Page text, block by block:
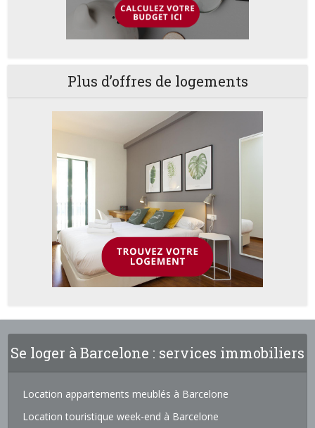
Plus d’offres de logements
Se loger à Barcelone : services immobiliers
Location appartements meublés à Barcelone
Location touristique week-end à Barcelone